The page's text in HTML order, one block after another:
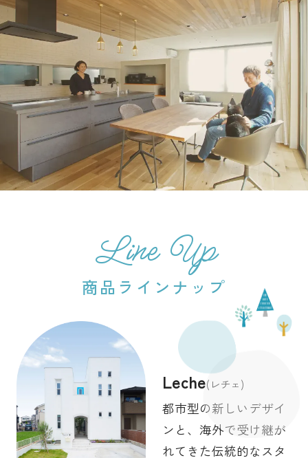
Line Up
商品ラインナップ
Leche(レチェ)
都市型の新しいデザイ
ンと、海外で受け継が
れてきた伝統的なスタ